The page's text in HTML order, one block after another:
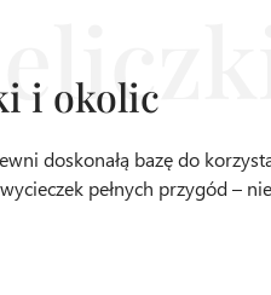
i okolic
doskonałą bazę do
pełnych przygód –